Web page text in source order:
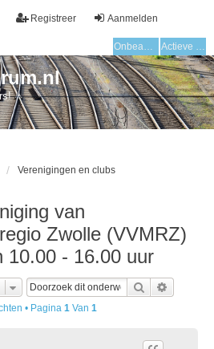
Aanmelden
Registreer
Onbeantwoorde onderwerpen Actieve onderwerpen
Verenigingen en clubs
van
Zwolle (VVMRZ)
10.00 - 16.00 uur
Zoek
• Pagina 1Van 1